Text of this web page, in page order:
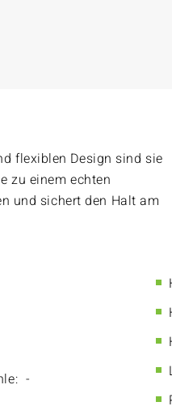
flexiblen Design sind sie
zu einem echten
und sichert den Halt am
-